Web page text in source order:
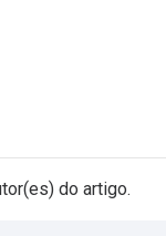
do artigo.